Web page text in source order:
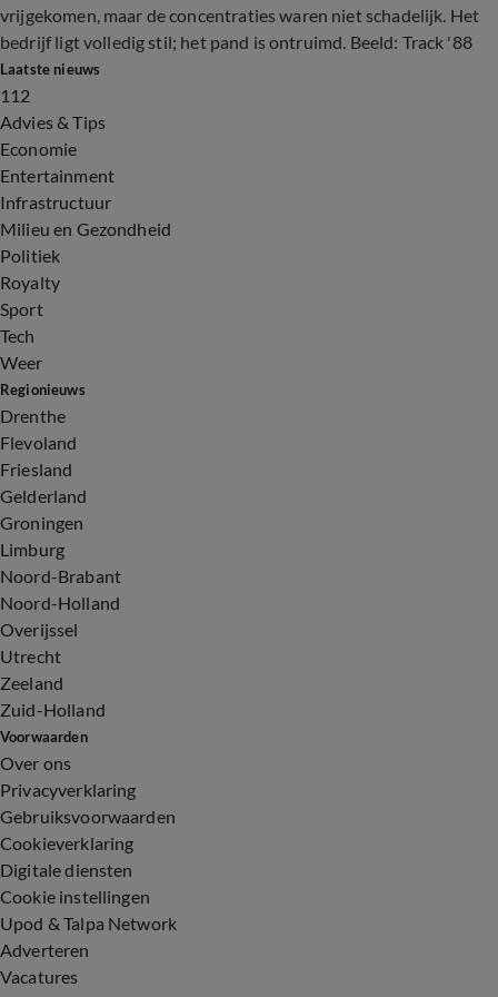
vrijgekomen, maar de concentraties waren niet schadelijk. Het
bedrijf ligt volledig stil; het pand is ontruimd. Beeld: Track '88
Laatste nieuws
112
Advies & Tips
Economie
Entertainment
Infrastructuur
Milieu en Gezondheid
Politiek
Royalty
Sport
Tech
Weer
Regionieuws
Drenthe
Flevoland
Friesland
Gelderland
Groningen
Limburg
Noord-Brabant
Noord-Holland
Overijssel
Utrecht
Zeeland
Zuid-Holland
Voorwaarden
Over ons
Privacyverklaring
Gebruiksvoorwaarden
Cookieverklaring
Digitale diensten
Cookie instellingen
Upod & Talpa Network
Adverteren
Vacatures